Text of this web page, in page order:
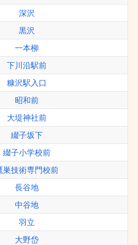
深沢
黒沢
一本柳
下川沿駅前
糠沢駅入口
昭和前
大堤神社前
綴子坂下
綴子小学校前
巣技術専門校前
長谷地
中谷地
羽立
大野岱